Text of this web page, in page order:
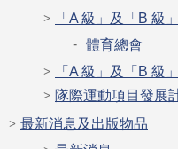
「A 級」及「B 級
體育總會
「A 級」及「B 級
隊際運動項目發展
最新消息及出版物品